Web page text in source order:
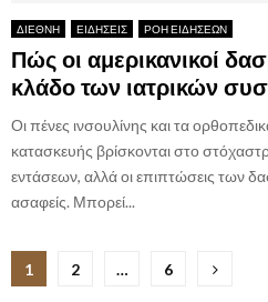
ΔΙΕΘΝΗ ΕΙΔΗΣΕΙΣ ΡΟΗ ΕΙΔΗΣΕΩΝ
Πώς οι αμερικανικοί
κλάδο των ιατρικών
Οι πένες ινσουλίνης και τα
κατασκευής βρίσκονται στο
εντάσεων, αλλά οι επιπτώσεις των
ασαφείς. Μπορεί...
Posts
1 2 … 6